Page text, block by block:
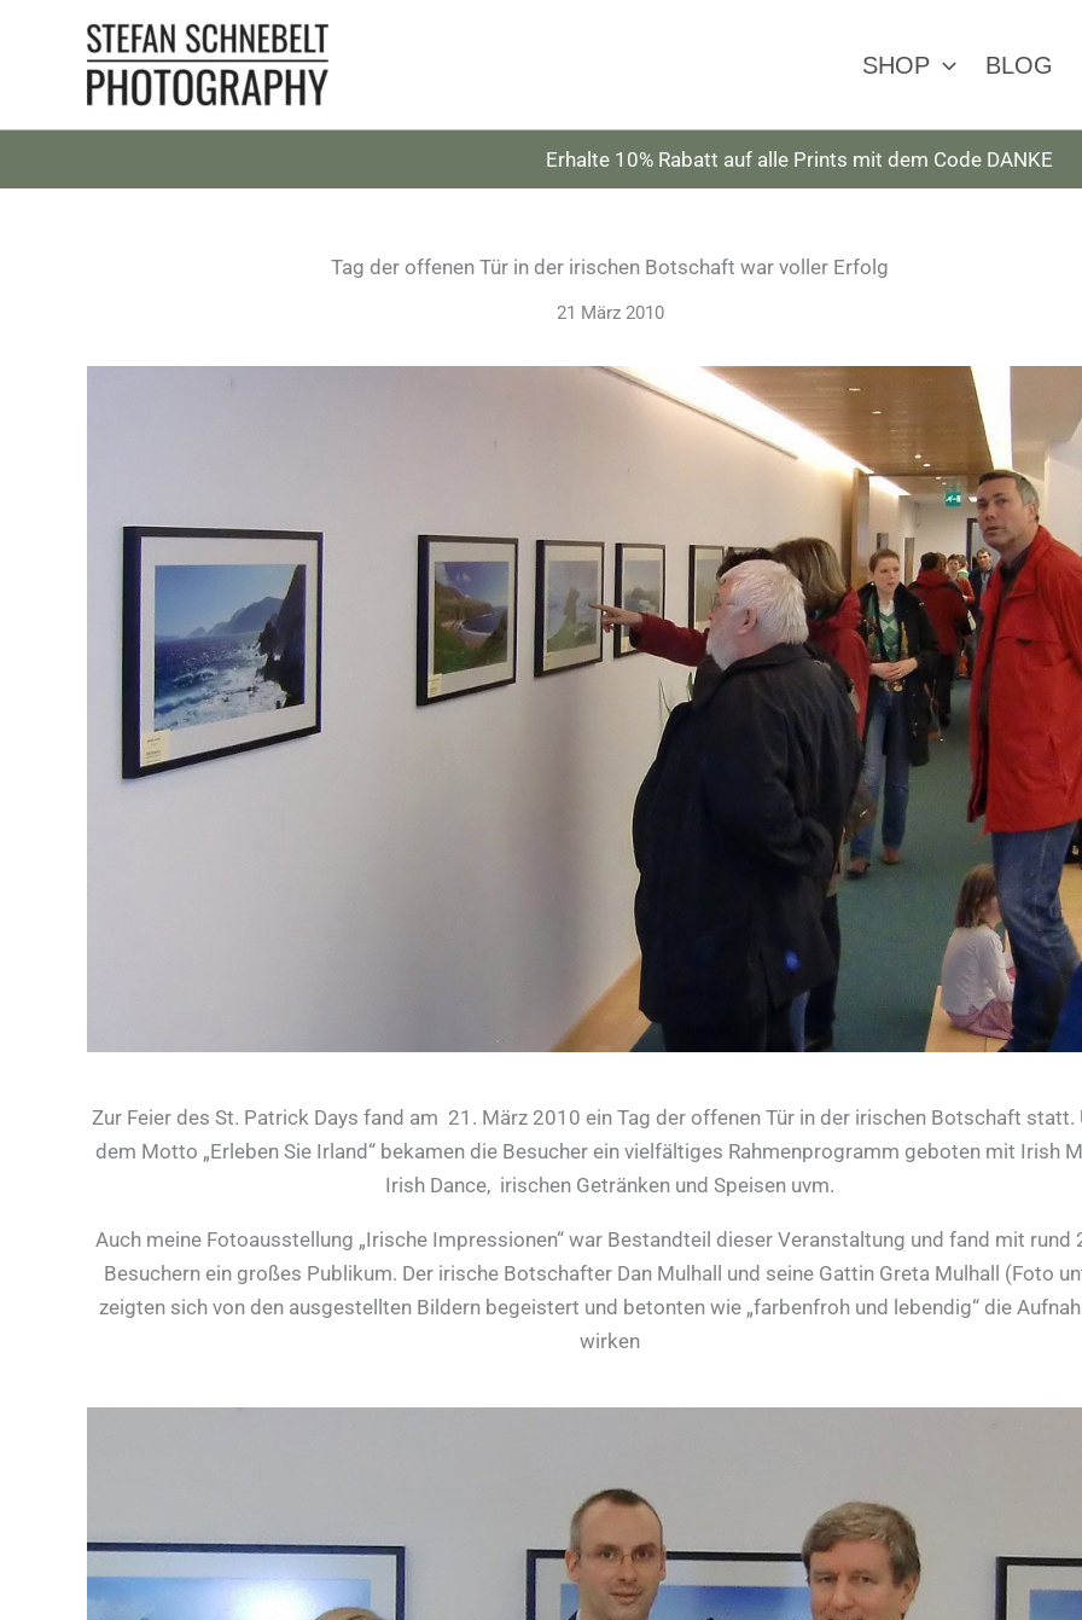
SHOP BLOG
Erhalte 10% Rabatt auf alle Prints mit dem Code DANKE
Tag der offenen Tür in der irischen Botschaft war voller Erfolg
21 März 2010
Zur Feier des St. Patrick Days fand am 21. März 2010 ein Tag der offenen Tür in der irischen Botschaft statt.
dem Motto „Erleben Sie Irland“ bekamen die Besucher ein vielfältiges Rahmenprogramm geboten mit Irish
Irish Dance, irischen Getränken und Speisen uvm.
Auch meine Fotoausstellung „Irische Impressionen“ war Bestandteil dieser Veranstaltung und fand mit rund
Besuchern ein großes Publikum. Der irische Botschafter Dan Mulhall und seine Gattin Greta Mulhall (Foto
zeigten sich von den ausgestellten Bildern begeistert und betonten wie „farbenfroh und lebendig“ die
wirken